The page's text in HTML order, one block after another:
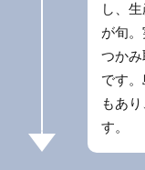
し、
が旬
つか
です
もあ
す。